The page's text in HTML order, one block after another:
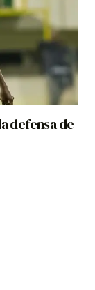
defensa de